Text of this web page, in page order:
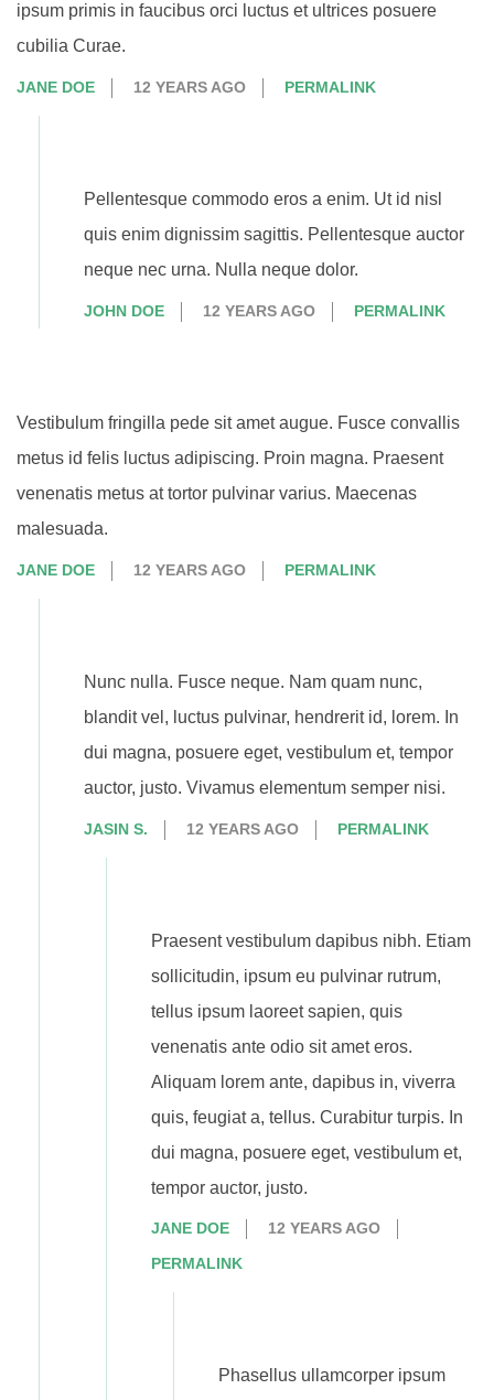
ipsum primis in faucibus orci luctus et ultrices posuere
cubilia Curae.
JANE DOE 12 YEARS AGO PERMALINK
Pellentesque commodo eros a enim. Ut id nisl
quis enim dignissim sagittis. Pellentesque auctor
neque nec urna. Nulla neque dolor.
JOHN DOE 12 YEARS AGO PERMALINK
Vestibulum fringilla pede sit amet augue. Fusce convallis
metus id felis luctus adipiscing. Proin magna. Praesent
venenatis metus at tortor pulvinar varius. Maecenas
malesuada.
JANE DOE 12 YEARS AGO PERMALINK
Nunc nulla. Fusce neque. Nam quam nunc,
blandit vel, luctus pulvinar, hendrerit id, lorem. In
dui magna, posuere eget, vestibulum et, tempor
auctor, justo. Vivamus elementum semper nisi.
JASIN S. 12 YEARS AGO PERMALINK
Praesent vestibulum dapibus nibh. Etiam
sollicitudin, ipsum eu pulvinar rutrum,
tellus ipsum laoreet sapien, quis
venenatis ante odio sit amet eros.
Aliquam lorem ante, dapibus in, viverra
quis, feugiat a, tellus. Curabitur turpis. In
dui magna, posuere eget, vestibulum et,
tempor auctor, justo.
JANE DOE 12 YEARS AGO
PERMALINK
Phasellus ullamcorper ipsum